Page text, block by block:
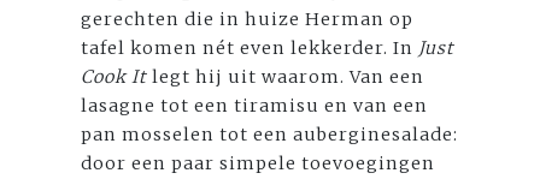
gerechten die in huize Herman op
tafel komen nét even lekkerder. In Just
Cook It legt hij uit waarom. Van een
lasagne tot een tiramisu en van een
pan mosselen tot een auberginesalade:
door een paar simpele toevoegingen